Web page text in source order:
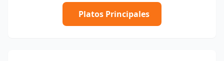
Platos Principales